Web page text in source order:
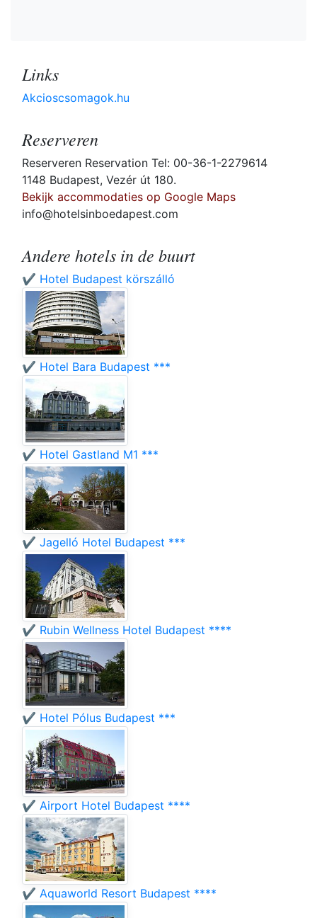
Links
Akcioscsomagok.hu
Reserveren
Reserveren Reservation Tel: 00-36-1-2279614
1148 Budapest, Vezér út 180.
Bekijk accommodaties op Google Maps
info@hotelsinboedapest.com
Andere hotels in de buurt
✔️ Hotel Budapest körszálló
✔️ Hotel Bara Budapest ***
✔️ Hotel Gastland M1 ***
✔️ Jagelló Hotel Budapest ***
✔️ Rubin Wellness Hotel Budapest ****
✔️ Hotel Pólus Budapest ***
✔️ Airport Hotel Budapest ****
✔️ Aquaworld Resort Budapest ****